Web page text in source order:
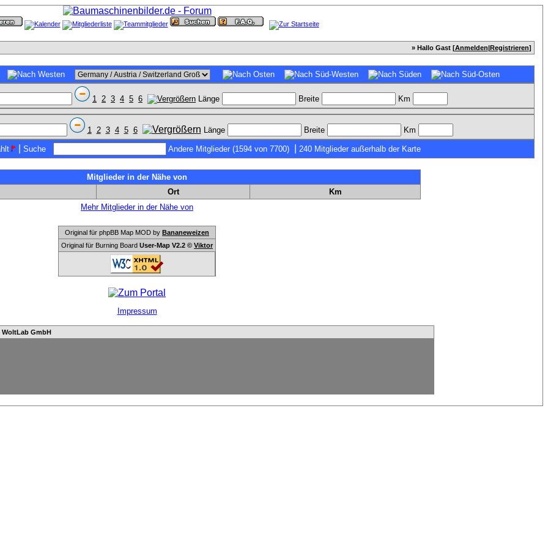
» Hallo Gast [Anmelden|Registrieren]
1 2 3 4 5 6 Länge Breite Km
1 2 3 4 5 6 Länge Breite Km
| Suche Andere Mitglieder (1594 von 7700) 240 Mitglieder außerhalb der Karte
Mitglieder in der Nähe von
Ort
Km
Mehr Mitglieder in der Nähe von
Original für phpBB Map MOD by Bananeweizen
Original für Burning Board User-Map V2.2 © Viktor
Impressum
WoltLab GmbH